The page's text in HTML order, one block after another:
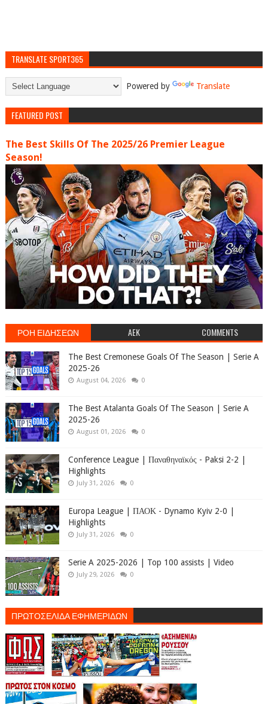
TRANSLATE SPORT365
Powered by Translate
FEATURED POST
The Best Skills Of The 2025/26 Premier League
Season!
ΡΟΗ ΕΙΔΗΣΕΩΝ AEK COMMENTS
The Best Cremonese Goals Of The Season | Serie A
2025-26
August 04, 2026 0
The Best Atalanta Goals Of The Season | Serie A
2025-26
August 01, 2026 0
Conference League | Παναθηναϊκός - Paksi 2-2 |
Highlights
July 31, 2026 0
Europa League | ΠΑΟΚ - Dynamo Kyiv 2-0 |
Highlights
July 31, 2026 0
Serie A 2025-2026 | Top 100 assists | Video
July 29, 2026 0
ΠΡΩΤΟΣΕΛΙΔΑ ΕΦΗΜΕΡΙΔΩΝ